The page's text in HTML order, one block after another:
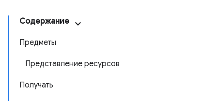
Содержание
Предметы
Представление ресурсов
Получать